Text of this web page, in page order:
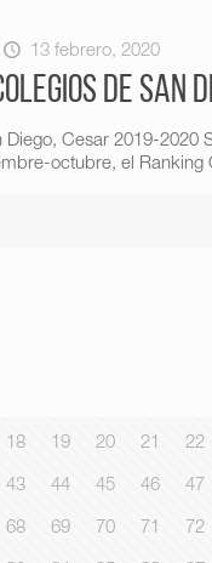
13 febrero, 2020
de San
Cesar 2019-2020
octubre, el Ranking
18 19 20 21 22
43 44 45 46 47
68 69 70 71 72